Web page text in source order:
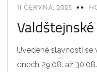
11 ČERVNA, 2025
Uvedené slavnosti se
dnech 29.08. až